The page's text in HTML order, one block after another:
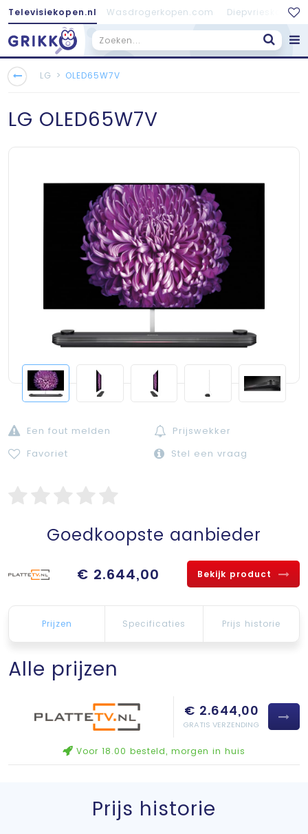
Televisiekopen.nl Wasdrogerkopen.com
LG > OLED65W7V
LG OLED65W7V
Een fout melden
Prijswekker
Favoriet
Stel een vraag
Goedkoopste aanbieder
€ 2.644,00 Bekijk product
Prijzen Specificaties Prijs historie
Alle prijzen
Voor 18.00 besteld, morgen in huis
€ 2.644,00
GRATIS VERZENDING
Prijs historie